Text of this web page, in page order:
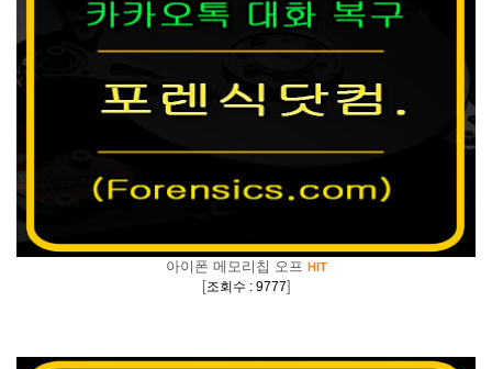
아이폰 메모리칩 오프 HIT
[조회수 : 9777]